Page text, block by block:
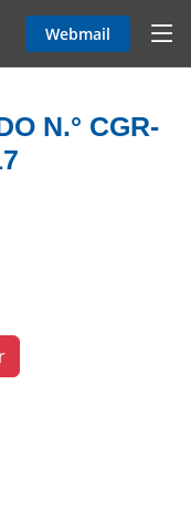
Webmail
N.° CGR-